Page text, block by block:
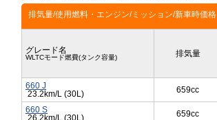
排気量/使用燃料・エンジン/ミッション/新車時価格
グレード名
WLTCモード燃費(タンク容量) 排気量
660 J
23.2km/L (30L)
659cc
660 S
659cc